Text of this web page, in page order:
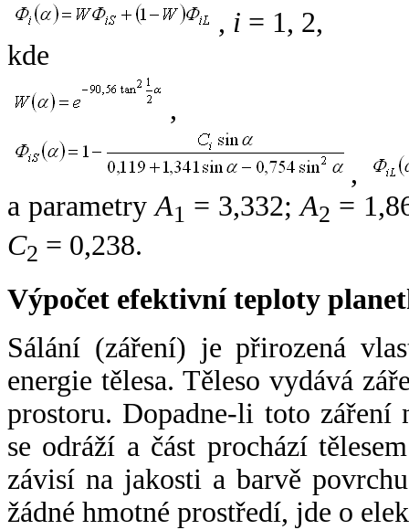
, i = 1, 2,
kde
,
,
a parametryA1 = 3,332;A2 =
C2 = 0,238.
Výpočet efektivní teploty
Sálání (záření) je přirozená
energie tělesa. Těleso vydává
prostoru. Dopadne-li toto záření
se odráží a část prochází
závisí na jakosti a barvě
žádné hmotné prostředí, jde o